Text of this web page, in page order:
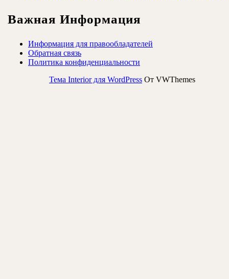
Важная Информация
Информация для правообладателей
Обратная связь
Политика конфиденциальности
Тема Interior для WordPress От VWThemes